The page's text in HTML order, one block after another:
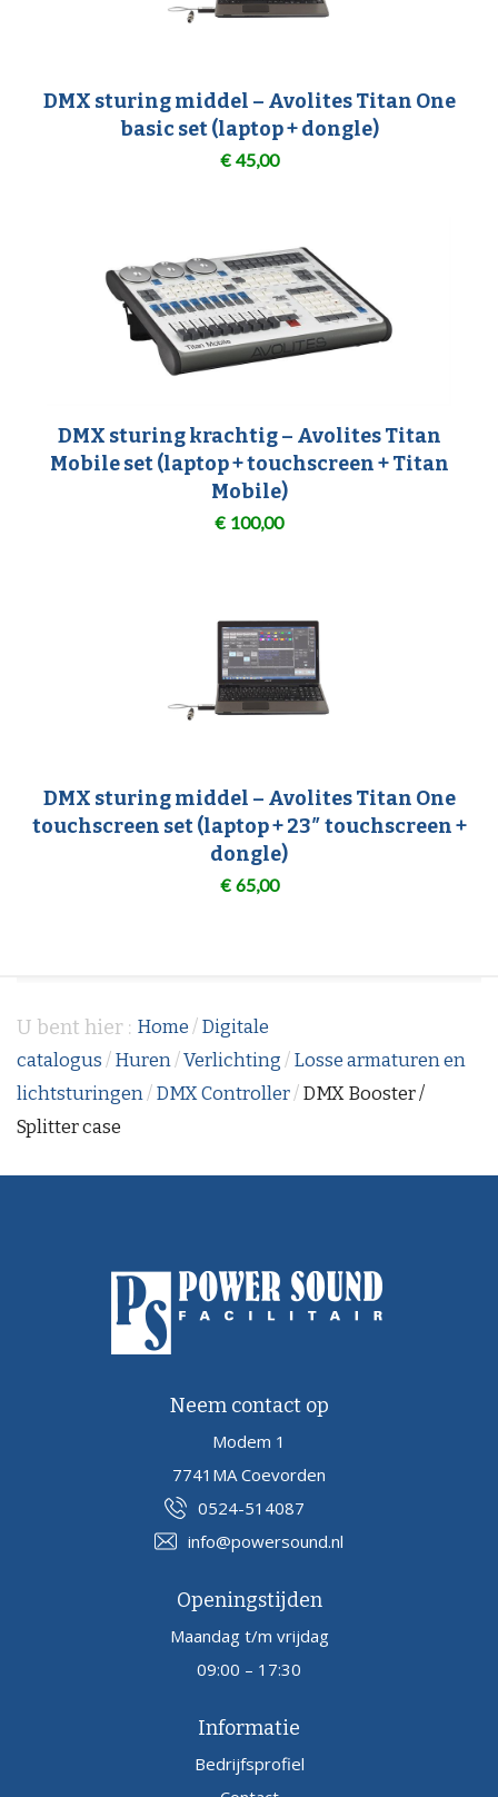
DMX sturing middel – Avolites Titan One
basic set (laptop + dongle)
€ 45,00
DMX sturing krachtig – Avolites Titan
Mobile set (laptop + touchscreen + Titan
Mobile)
€ 100,00
DMX sturing middel – Avolites Titan One
touchscreen set (laptop + 23″ touchscreen +
dongle)
€ 65,00
U bent hier : Home / Digitale
catalogus / Huren/Verlichting / Losse armaturen en
lichtsturingen/ DMX Controller/ DMX Booster /
Splitter case
Neem contact op
Modem 1
7741MA Coevorden
0524-514087
info@powersound.nl
Openingstijden
Maandag t/m vrijdag
09:00 – 17:30
Informatie
Bedrijfsprofiel